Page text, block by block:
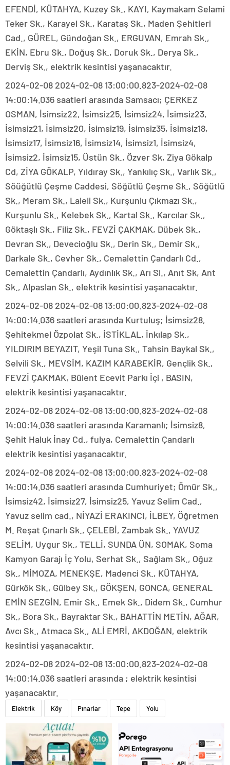
EFENDİ, KÜTAHYA, Kuzey Sk., KAYI, Kaymakam Selami
Teker Sk., Karayel Sk., Karataş Sk., Maden Şehitleri
Cad., GÜREL, Gündoğan Sk., ERGUVAN, Emrah Sk.,
EKİN, Ebru Sk., Doğuş Sk., Doruk Sk., Derya Sk.,
Derviş Sk., elektrik kesintisi yaşanacaktır.
2024-02-08 2024-02-08 13:00:00.823-2024-02-08
14:00:14.036 saatleri arasında Samsacı; ÇERKEZ
OSMAN, İsimsiz22, İsimsiz25, İsimsiz24, İsimsiz23,
İsimsiz21, İsimsiz20, İsimsiz19, İsimsiz35, İsimsiz18,
İsimsiz17, İsimsiz16, İsimsiz14, İsimsiz1, İsimsiz4,
İsimsiz2, İsimsiz15, Üstün Sk., Özver Sk, Ziya Gökalp
Cd, ZİYA GÖKALP, Yıldıray Sk., Yankılıç Sk., Varlık Sk.,
Söüğütlü Çeşme Caddesi, Söğütlü Çeşme Sk., Söğütlü
Sk., Meram Sk., Laleli Sk., Kurşunlu Çıkmazı Sk.,
Kurşunlu Sk., Kelebek Sk., Kartal Sk., Karcılar Sk.,
Göktaşlı Sk., Filiz Sk., FEVZİ ÇAKMAK, Dübek Sk.,
Devran Sk., Devecioğlu Sk., Derin Sk., Demir Sk.,
Darkale Sk., Cevher Sk., Cemalettin Çandarlı Cd.,
Cemalettin Çandarlı, Aydınlık Sk., Arı Sl., Anıt Sk, Ant
Sk., Alpaslan Sk., elektrik kesintisi yaşanacaktır.
2024-02-08 2024-02-08 13:00:00.823-2024-02-08
14:00:14.036 saatleri arasında Kurtuluş; İsimsiz28,
Şehitekmel Özpolat Sk., İSTİKLAL, İnkılap Sk.,
YILDIRIM BEYAZIT, Yeşil Tuna Sk., Tahsin Baykal Sk.,
Selvili Sk., MEVSİM, KAZIM KARABEKİR, Gençlik Sk.,
FEVZİ ÇAKMAK, Bülent Ecevit Parkı İçi , BASIN,
elektrik kesintisi yaşanacaktır.
2024-02-08 2024-02-08 13:00:00.823-2024-02-08
14:00:14.036 saatleri arasında Karamanlı; İsimsiz8,
Şehit Haluk İnay Cd., fulya, Cemalettin Çandarlı
elektrik kesintisi yaşanacaktır.
2024-02-08 2024-02-08 13:00:00.823-2024-02-08
14:00:14.036 saatleri arasında Cumhuriyet; Ömür Sk.,
İsimsiz42, İsimsiz27, İsimsiz25, Yavuz Selim Cad.,
Yavuz selim cad., NİYAZİ ERAKINCI, İLBEY, Öğretmen
M. Reşat Çınarlı Sk., ÇELEBİ, Zambak Sk., YAVUZ
SELİM, Uygur Sk., TELLİ, SUNDA ÜN, SOMAK, Soma
Kamyon Garajı İç Yolu, Serhat Sk., Sağlam Sk., Oğuz
Sk., MİMOZA, MENEKŞE, Madenci Sk., KÜTAHYA,
Gürkök Sk., Gülbey Sk., GÖKŞEN, GONCA, GENERAL
EMİN SEZGİN, Emir Sk., Emek Sk., Didem Sk., Cumhur
Sk., Bora Sk., Bayraktar Sk., BAHATTİN METİN, AĞAR,
Avcı Sk., Atmaca Sk., ALİ EMRİ, AKDOĞAN, elektrik
kesintisi yaşanacaktır.
2024-02-08 2024-02-08 13:00:00.823-2024-02-08
14:00:14.036 saatleri arasında ; elektrik kesintisi
yaşanacaktır.
Elektrik Köy Pınarlar Tepe Yolu